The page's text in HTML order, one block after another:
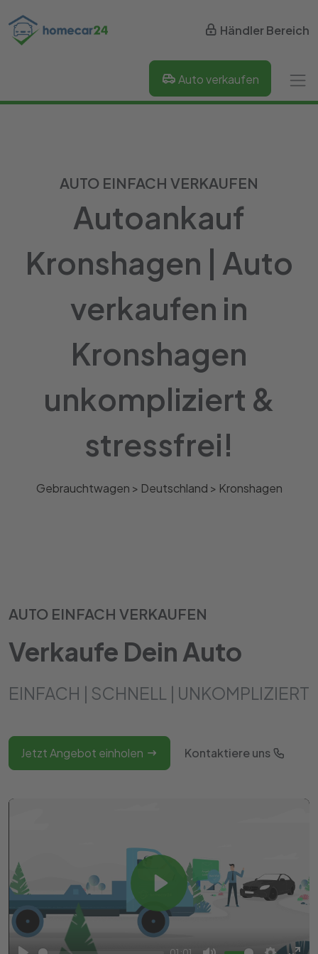
Händler Bereich
Auto verkaufen
AUTO EINFACH VERKAUFEN
Autoankauf
Kronshagen | Auto
verkaufen in
Kronshagen
unkompliziert &
stressfrei!
Gebrauchtwagen > Deutschland > Kronshagen
AUTO EINFACH VERKAUFEN
Verkaufe Dein Auto
EINFACH | SCHNELL | UNKOMPLIZIERT
Jetzt Angebot einholen Kontaktiere uns
Play